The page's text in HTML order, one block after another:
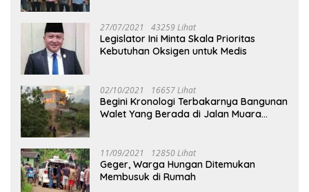
27/07/2021 43259 Lihat
Legislator Ini Minta Skala Prioritas
Kebutuhan Oksigen untuk Medis
02/10/2021 16657 Lihat
Begini Kronologi Terbakarnya Bangunan
Walet Yang Berada di Jalan Muara
11/09/2021 12850 Lihat
Geger, Warga Hungan Ditemukan
Membusuk di Rumah